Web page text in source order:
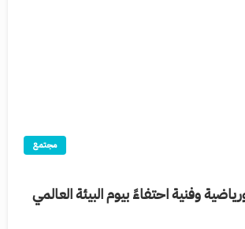
مجتمع
وفنية احتفاءً بيوم البيئة العالمي